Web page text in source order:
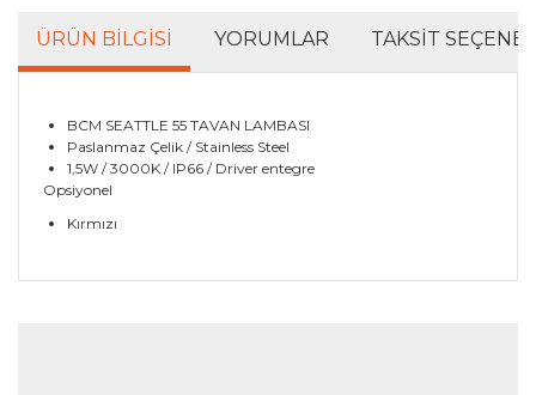
ÜRÜN BILGISI YORUMLAR TAKSIT
BCM SEATTLE 55 TAVAN LAMBASI
Paslanmaz Çelik / Stainless Steel
1,5W / 3000K / IP66 / Driver entegre
Opsiyonel
Kırmızı
Bu ürünün fiyat bilgisi, resim, ürün açıklamalarında ve